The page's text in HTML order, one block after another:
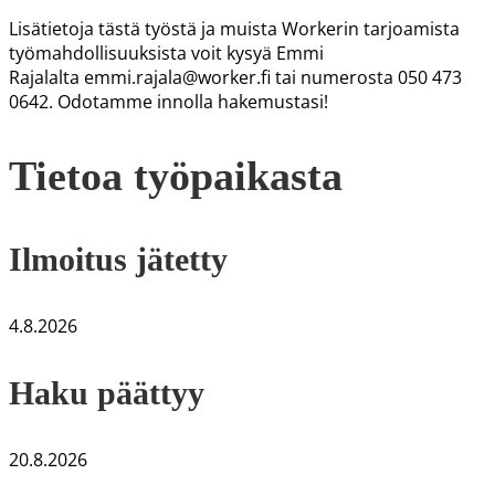
Lisätietoja tästä työstä ja muista Workerin tarjoamista
työmahdollisuuksista voit kysyä Emmi
Rajalalta emmi.rajala@worker.fi tai numerosta 050 473
0642. Odotamme innolla hakemustasi!
Tietoa työpaikasta
Ilmoitus jätetty
4.8.2026
Haku päättyy
20.8.2026